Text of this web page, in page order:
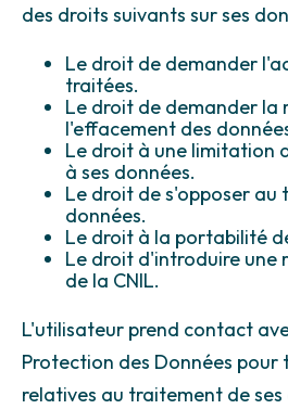
des droits suivants sur ses
Le droit de demander
traitées.
Le droit de demander la
l'effacement des
Le droit à une limitation
à ses données.
Le droit de s'opposer au
données.
Le droit à la portabilité
Le droit d'introduire une
de la CNIL.
L'utilisateur prend contact
Protection des Données pour
relatives au traitement de